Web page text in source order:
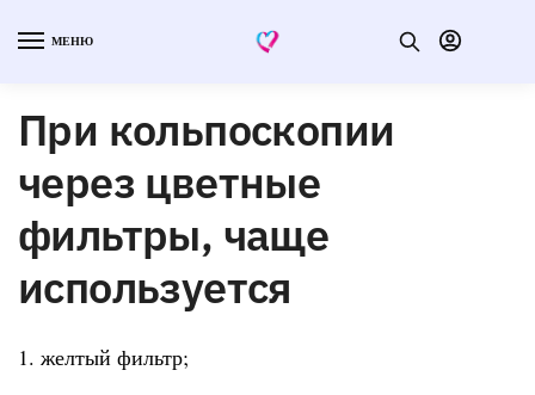
МЕНЮ
При кольпоскопии
через цветные
фильтры, чаще
используется
1. желтый фильтр;